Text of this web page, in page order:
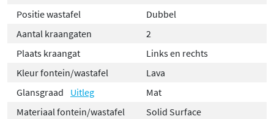
Positie wastafel
Dubbel
Aantal kraangaten
2
Plaats kraangat
Links en rechts
Kleur fontein/wastafel
Lava
Glansgraad
Uitleg
Mat
Materiaal fontein/wastafel
Solid Surface